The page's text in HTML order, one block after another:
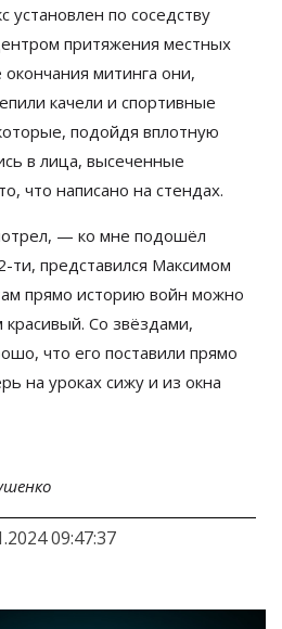
установлен по соседству
притяжения местных
митинга они,
качели и спортивные
подойдя вплотную
в лица, высеченные
что написано на стендах.
— ко мне подошёл
ти, представился Максимом
прямо историю войн можно
красивый. Со звёздами,
что его поставили прямо
на уроках сижу и из окна
09:47:37